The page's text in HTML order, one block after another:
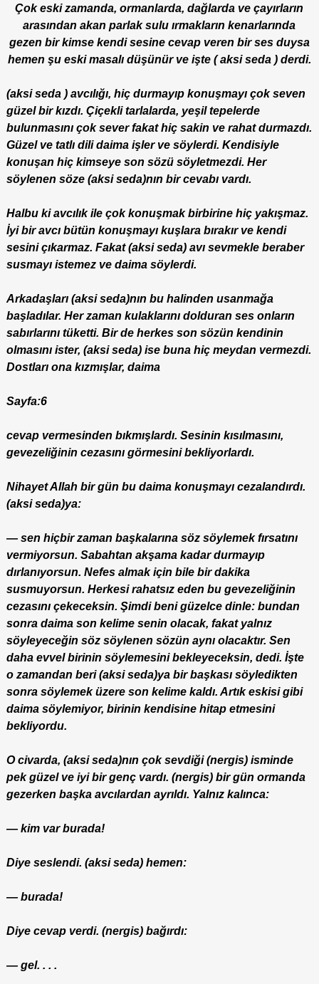
Çok eski zamanda, ormanlarda, dağlarda ve çayırların
arasından akan parlak sulu ırmakların kenarlarında
gezen bir kimse kendi sesine cevap veren bir ses duysa
hemen şu eski masalı düşünür ve işte ( aksi seda ) derdi.
(aksi seda ) avcılığı, hiç durmayıp konuşmayı çok seven
güzel bir kızdı. Çiçekli tarlalarda, yeşil tepelerde
bulunmasını çok sever fakat hiç sakin ve rahat durmazdı.
Güzel ve tatlı dili daima işler ve söylerdi. Kendisiyle
konuşan hiç kimseye son sözü söyletmezdi. Her
söylenen söze (aksi seda)nın bir cevabı vardı.
Halbu ki avcılık ile çok konuşmak birbirine hiç yakışmaz.
İyi bir avcı bütün konuşmayı kuşlara bırakır ve kendi
sesini çıkarmaz. Fakat (aksi seda) avı sevmekle beraber
susmayı istemez ve daima söylerdi.
Arkadaşları (aksi seda)nın bu halinden usanmağa
başladılar. Her zaman kulaklarını dolduran ses onların
sabırlarını tüketti. Bir de herkes son sözün kendinin
olmasını ister, (aksi seda) ise buna hiç meydan vermezdi.
Dostları ona kızmışlar, daima
Sayfa:6
cevap vermesinden bıkmışlardı. Sesinin kısılmasını,
gevezeliğinin cezasını görmesini bekliyorlardı.
Nihayet Allah bir gün bu daima konuşmayı cezalandırdı.
(aksi seda)ya:
— sen hiçbir zaman başkalarına söz söylemek fırsatını
vermiyorsun. Sabahtan akşama kadar durmayıp
dırlanıyorsun. Nefes almak için bile bir dakika
susmuyorsun. Herkesi rahatsız eden bu gevezeliğinin
cezasını çekeceksin. Şimdi beni güzelce dinle: bundan
sonra daima son kelime senin olacak, fakat yalnız
söyleyeceğin söz söylenen sözün aynı olacaktır. Sen
daha evvel birinin söylemesini bekleyeceksin, dedi. İşte
o zamandan beri (aksi seda)ya bir başkası söyledikten
sonra söylemek üzere son kelime kaldı. Artık eskisi gibi
daima söylemiyor, birinin kendisine hitap etmesini
bekliyordu.
O civarda, (aksi seda)nın çok sevdiği (nergis) isminde
pek güzel ve iyi bir genç vardı. (nergis) bir gün ormanda
gezerken başka avcılardan ayrıldı. Yalnız kalınca:
— kim var burada!
Diye seslendi. (aksi seda) hemen:
— burada!
Diye cevap verdi. (nergis) bağırdı:
— gel. . . .